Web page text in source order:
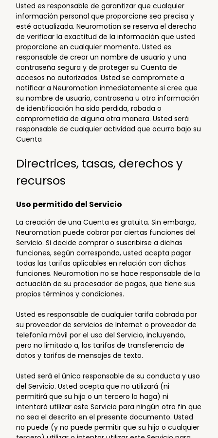
Usted es responsable de garantizar que cualquier
información personal que proporcione sea precisa y
esté actualizada. Neuromotion se reserva el derecho
de verificar la exactitud de la información que usted
proporcione en cualquier momento. Usted es
responsable de crear un nombre de usuario y una
contraseña segura y de proteger su Cuenta de
accesos no autorizados. Usted se compromete a
notificar a Neuromotion inmediatamente si cree que
su nombre de usuario, contraseña u otra información
de identificación ha sido perdida, robada o
comprometida de alguna otra manera. Usted será
responsable de cualquier actividad que ocurra bajo su
Cuenta
Directrices, tasas, derechos y
recursos
Uso permitido del Servicio
La creación de una Cuenta es gratuita. Sin embargo,
Neuromotion puede cobrar por ciertas funciones del
Servicio. Si decide comprar o suscribirse a dichas
funciones, según corresponda, usted acepta pagar
todas las tarifas aplicables en relación con dichas
funciones. Neuromotion no se hace responsable de la
actuación de su procesador de pagos, que tiene sus
propios términos y condiciones.
Usted es responsable de cualquier tarifa cobrada por
su proveedor de servicios de Internet o proveedor de
telefonía móvil por el uso del Servicio, incluyendo,
pero no limitado a, las tarifas de transferencia de
datos y tarifas de mensajes de texto.
Usted será el único responsable de su conducta y uso
del Servicio. Usted acepta que no utilizará (ni
permitirá que su hijo o un tercero lo haga) ni
intentará utilizar este Servicio para ningún otro fin que
no sea el descrito en el presente documento. Usted
no puede (y no puede permitir que su hijo o cualquier